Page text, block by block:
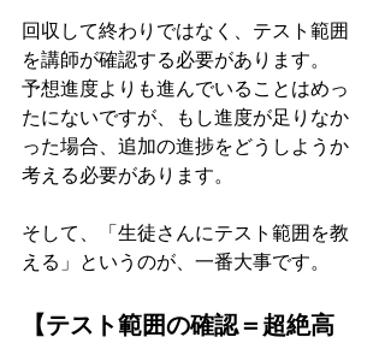
回収して終わりではなく、テスト範囲
を講師が確認する必要があります。
予想進度よりも進んでいることはめっ
たにないですが、もし進度が足りなか
った場合、追加の進捗をどうしようか
考える必要があります。
そして、「生徒さんにテスト範囲を教
える」というのが、一番大事です。
【テスト範囲の確認＝超絶高